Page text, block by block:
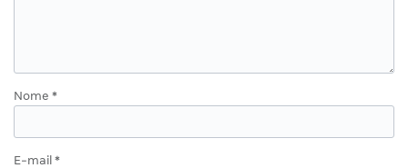
Nome *
E-mail *